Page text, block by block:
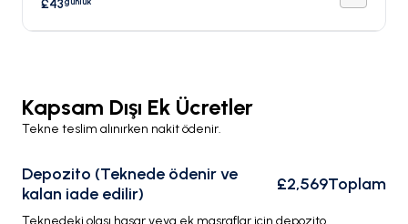
£43
Kapsam Dışı Ek Ücretler
Tekne teslim alınırken nakit ödenir.
Depozito (Teknede ödenir ve
kalan iade edilir)
£2,569Toplam
Teknedeki olası hasar veya ek masraflar için depozito